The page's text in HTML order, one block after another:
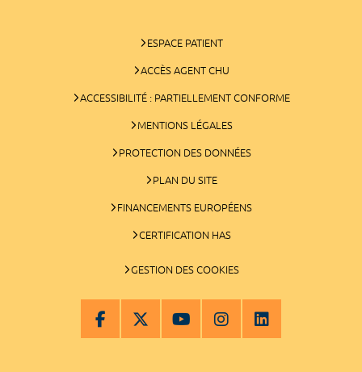
ESPACE PATIENT
ACCÈS AGENT CHU
ACCESSIBILITÉ : PARTIELLEMENT CONFORME
MENTIONS LÉGALES
PROTECTION DES DONNÉES
PLAN DU SITE
FINANCEMENTS EUROPÉENS
CERTIFICATION HAS
GESTION DES COOKIES